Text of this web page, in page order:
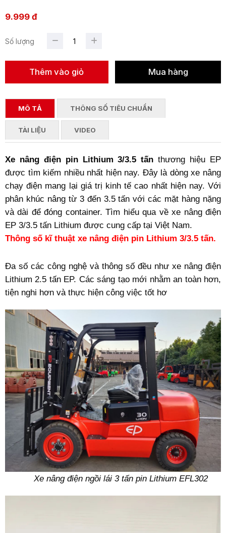
9.999 đ
Số lượng
MÔ TẢ THÔNG SỐ TIÊU CHUẨN
TÀI LIỆU VIDEO
Xe nâng điện pin Lithium 3/3.5 tấnthương hiệu EP
được tìm kiếm nhiều nhất hiện nay. Đây là dòng xe nâng
chạy điện mang lại giá trị kinh tế cao nhất hiện nay. Với
phân khúc nâng từ 3 đến 3.5 tấn với các mặt hàng nặng
và dài để đóng container. Tìm hiểu qua về xe nâng điện
EP 3/3.5 tấn Lithium được cung cấp tại Việt Nam.
Thông số kĩ thuật xe nâng điện pin Lithium 3/3.5 tấn.
Đa số các công nghệ và thông số đều như xe nâng điện
Lithium 2.5 tấn EP. Các sáng tạo mới nhằm an toàn hơn,
tiện nghi hơn và thực hiện công việc tốt hơ
Xe nâng điện ngồi lái 3 tấn pin Lithium EFL302